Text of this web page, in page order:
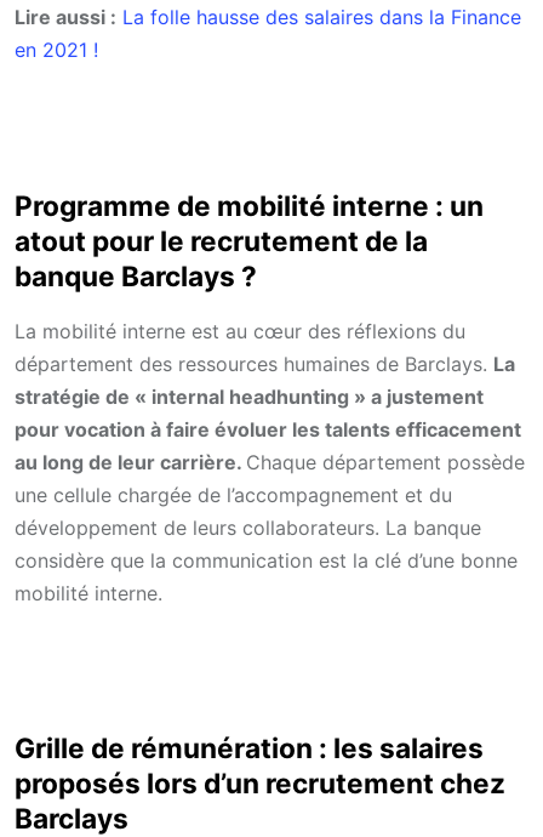
Lire aussi : La folle hausse des salaires dans la Finance
en 2021 !
Programme de mobilité interne : un
atout pour le recrutement de la
banque Barclays ?
La mobilité interne est au cœur des réflexions du
département des ressources humaines de Barclays. La
stratégie de « internal headhunting » a justement
pour vocation à faire évoluer les talents efficacement
au long de leur carrière. Chaque département possède
une cellule chargée de l’accompagnement et du
développement de leurs collaborateurs. La banque
considère que la communication est la clé d’une bonne
mobilité interne.
Grille de rémunération : les salaires
proposés lors d’un recrutement chez
Barclays